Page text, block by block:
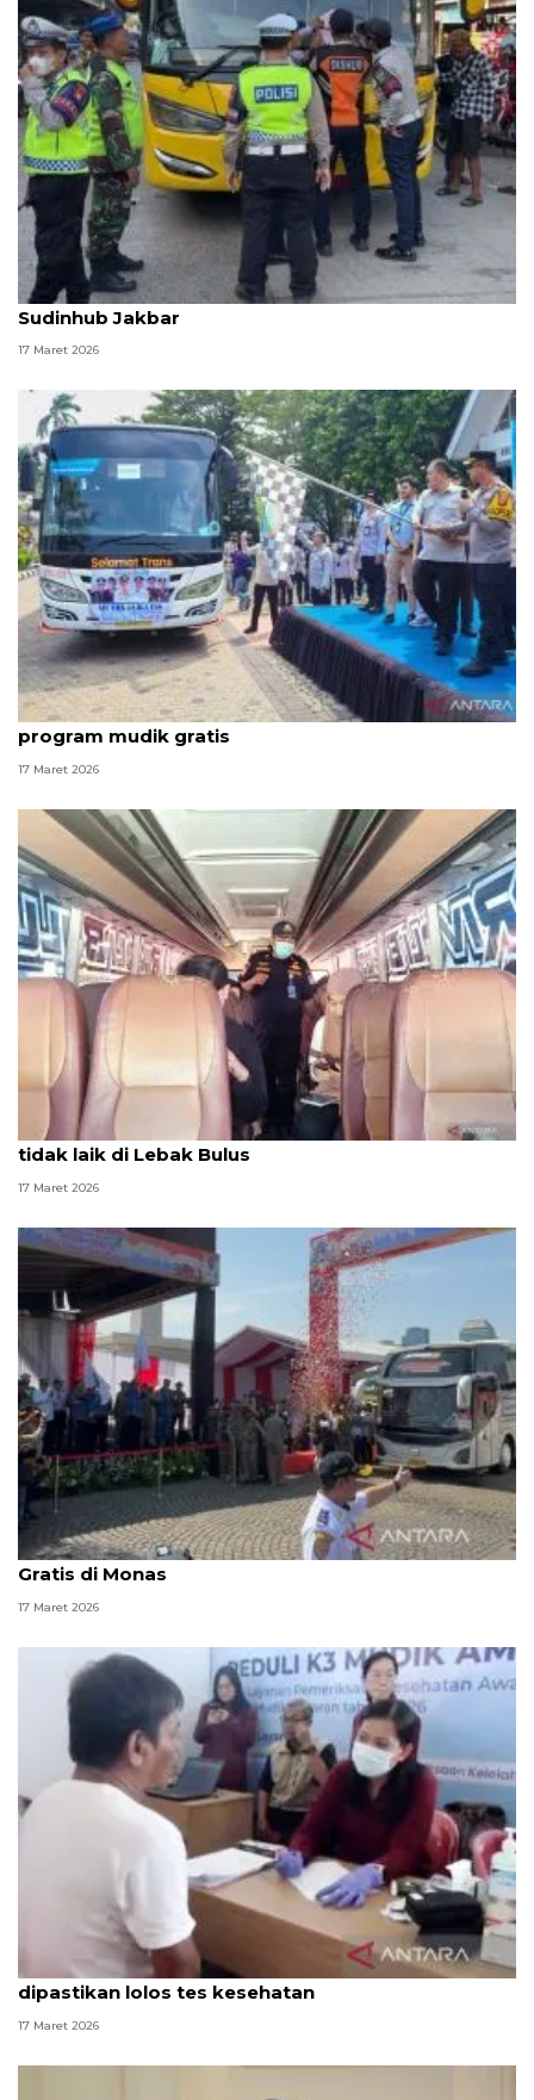
Beroperasi di terminal bayangan, 19 bus ditilang
Sudinhub Jakbar
17 Maret 2026
Pemkab Karawang berangkatkan 23 bus dalam
program mudik gratis
17 Maret 2026
Ketiadaan pemecah kaca dominasi temuan bus
tidak laik di Lebak Bulus
17 Maret 2026
Pram-Rano lepas keberangkatan 744 bus Mudik
Gratis di Monas
17 Maret 2026
Sopir bus bawa pemudik di Pulo Gebang
dipastikan lolos tes kesehatan
17 Maret 2026